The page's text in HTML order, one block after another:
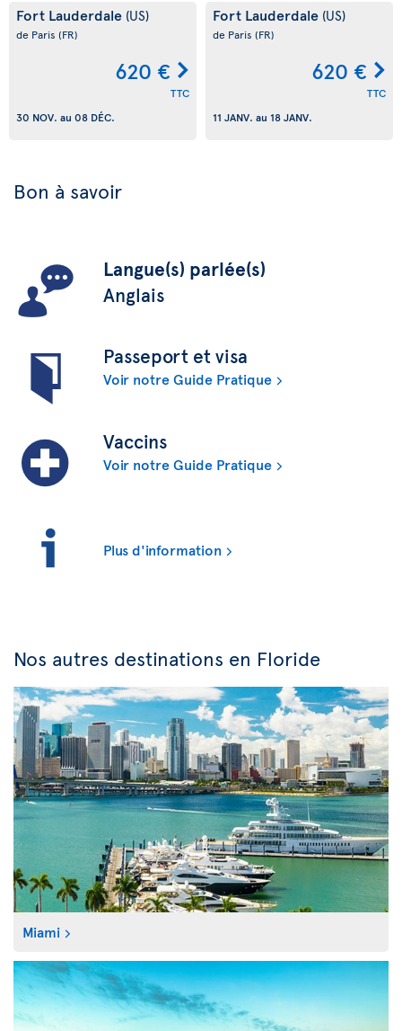
Fort Lauderdale (US)
de Paris (FR)
620 €
TTC
30 NOV. au 08 DÉC.
Fort Lauderdale (US)
de Paris (FR)
620 €
TTC
11 JANV. au 18 JANV.
Bon à savoir
Langue(s) parlée(s)
Anglais
Passeport et visa
Voir notre Guide Pratique
Vaccins
Voir notre Guide Pratique
Plus d'information
Nos autres destinations en Floride
Miami